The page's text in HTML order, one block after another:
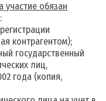
участие обязан
:
контрагентом);
государственный
лиц,
года (копия,